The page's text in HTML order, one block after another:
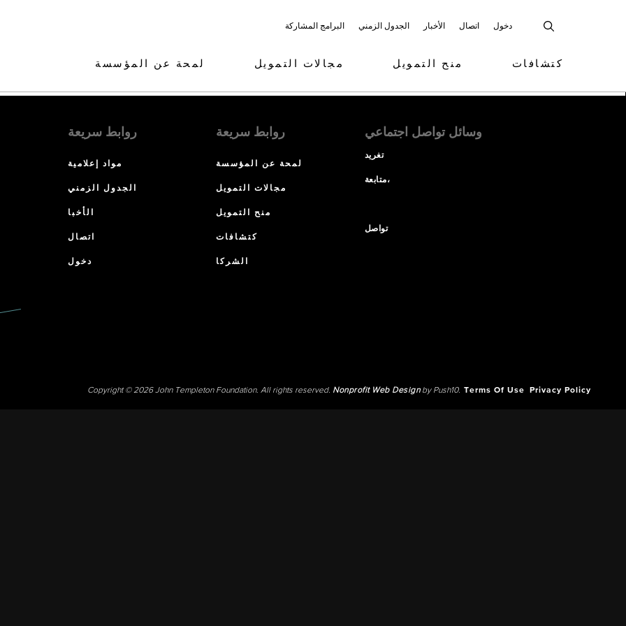
البرامج المشاركة الجدول الزمني الأخبار اتصال دخول
لمحة عن المؤسسة مجالات التمويل منح التمويل كتشافات
روابط سريعة
مواد إعلامية
الجدول الزمني
الأخبا
اتصال
دخول
روابط سريعة
لمحة عن المؤسسة
مجالات التمويل
منح التمويل
كتشافات
الشركا
وسائل تواصل اجتماعي
تغريد
متابعة،
تواصل
Copyright © 2026 John Templeton Foundation. All rights reserved. Nonprofit Web Designby Push10. Terms Of Use Privacy Policy